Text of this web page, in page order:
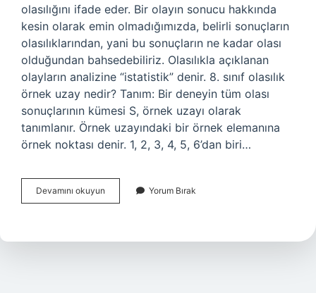
olasılığını ifade eder. Bir olayın sonucu hakkında
kesin olarak emin olmadığımızda, belirli sonuçların
olasılıklarından, yani bu sonuçların ne kadar olası
olduğundan bahsedebiliriz. Olasılıkla açıklanan
olayların analizine “istatistik” denir. 8. sınıf olasılık
örnek uzay nedir? Tanım: Bir deneyin tüm olası
sonuçlarının kümesi S, örnek uzayı olarak
tanımlanır. Örnek uzayındaki bir örnek elemanına
örnek noktası denir. 1, 2, 3, 4, 5, 6’dan biri…
Devamını okuyun
Nedir
Matematik
Yorum Bırak